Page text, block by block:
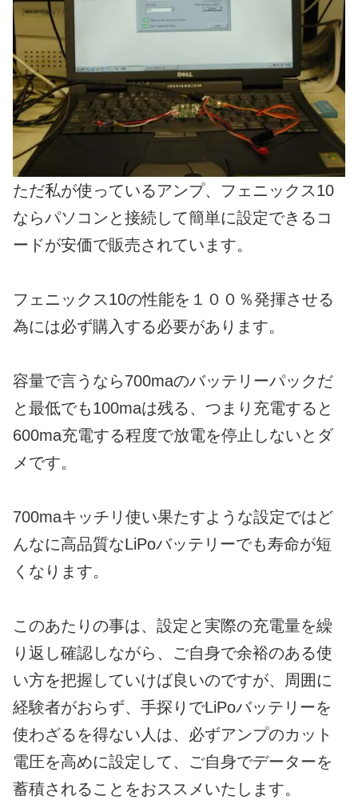
ただ私が使っているアンプ、フェニックス10
ならパソコンと接続して簡単に設定できるコ
ードが安価で販売されています。
フェニックス10の性能を１００％発揮させる
為には必ず購入する必要があります。
容量で言うなら700maのバッテリーパックだ
と最低でも100maは残る、つまり充電すると
600ma充電する程度で放電を停止しないとダ
メです。
700maキッチリ使い果たすような設定ではど
んなに高品質なLiPoバッテリーでも寿命が短
くなります。
このあたりの事は、設定と実際の充電量を繰
り返し確認しながら、ご自身で余裕のある使
い方を把握していけば良いのですが、周囲に
経験者がおらず、手探りでLiPoバッテリーを
使わざるを得ない人は、必ずアンプのカット
電圧を高めに設定して、ご自身でデーターを
蓄積されることをおススメいたします。